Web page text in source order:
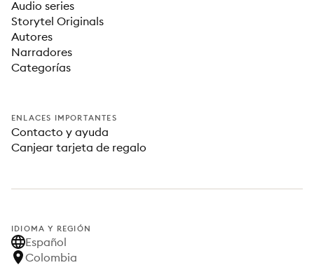
Audio series
Storytel Originals
Autores
Narradores
Categorías
ENLACES IMPORTANTES
Contacto y ayuda
Canjear tarjeta de regalo
IDIOMA Y REGIÓN
Español
Colombia